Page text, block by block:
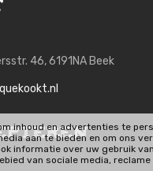
46, 6191NA Beek
inhoud en advertenties te
aan te bieden en om ons
informatie over uw gebruik
van sociale media,